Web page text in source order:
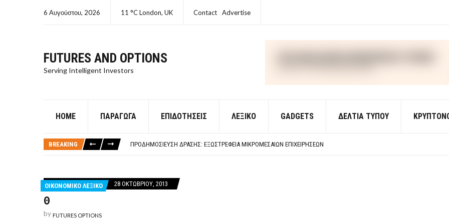
6 Αυγούστου, 2026 11 °C London, UK Contact Advertise
FUTURES AND OPTIONS
Serving Intelligent Investors
HOME ΠΑΡΆΓΩΓΑ ΕΠΙΔΟΤΉΣΕΙΣ ΛΕΞΙΚΌ GADGETS ΔΕΛΤΙΑ ΤΥΠΟΥ
BREAKING
ΠΡΟΔΗΜΟΣΊΕΥΣΗ ΔΡΆΣΗΣ: ΕΞΩΣΤΡΈΦΕΙΑ ΜΙΚΡΟΜΕΣΑΊΩΝ ΕΠΙΧΕΙΡΉΣΕΩΝ
ΤΑΜΕΊΟ ΜΙΚΡΟΠΙΣΤΏΣΕΩΝ ΣΥΧΝΈΣ ΕΡΩΤΉΣΕΙΣ ΑΠΑΝΤΉΣΕΙΣ
ΟΙΚΟΝΟΜΙΚΟ ΛΕΞΙΚΟ 28 ΟΚΤΩΒΡΊΟΥ, 2013
Θ
by FUTURES OPTIONS